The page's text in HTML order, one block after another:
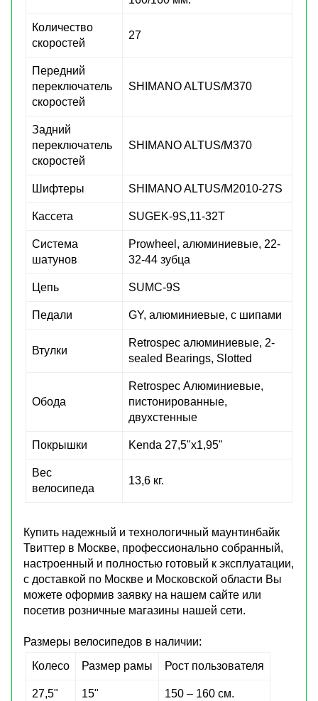
Количество
скоростей
27
Передний
переключатель
скоростей
SHIMANO ALTUS/M370
Задний
переключатель
скоростей
SHIMANO ALTUS/M370
Шифтеры SHIMANO ALTUS/M2010-27S
Кассета SUGEK-9S,11-32T
Система
шатунов
Prowheel, алюминиевые, 22-
32-44 зубца
Цепь SUMC-9S
Педали GY, алюминиевые, с шипами
Втулки
Retrospec алюминиевые, 2-
sealed Bearings, Slotted
Обода
Retrospec Алюминиевые,
пистонированные,
двухстенные
Покрышки Kenda 27,5"х1,95"
Вес
велосипеда
13,6 кг.
Купить надежный и технологичный маунтинбайк
Твиттер в Москве, профессионально собранный,
настроенный и полностью готовый к эксплуатации,
с доставкой по Москве и Московской области Вы
можете оформив заявку на нашем сайте или
посетив розничные магазины нашей сети.
Размеры велосипедов в наличии:
Колесо
Размер рамы Рост пользователя
27,5" 15" 150 – 160 см.